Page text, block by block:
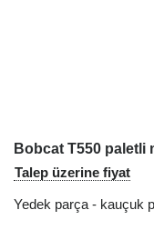
Bobcat T550
Talep üzerine fiyat
Yedek parça - kauçuk